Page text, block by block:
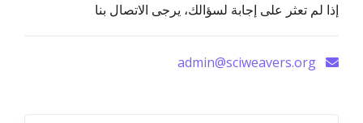
إذا لم تعثر على إجابة لسؤالك، يرجى الاتصال بنا